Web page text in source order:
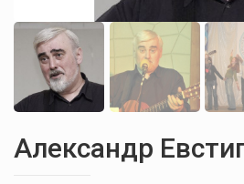
Александр